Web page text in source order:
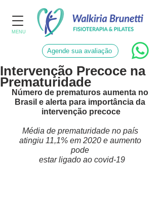
MENU
Agende sua avaliação
Intervenção Precoce na
Prematuridade
Número de prematuros aumenta no
Brasil e alerta para importância da
intervenção precoce
Média de prematuridade no país
atingiu 11,1% em 2020 e aumento
pode
estar ligado ao covid-19